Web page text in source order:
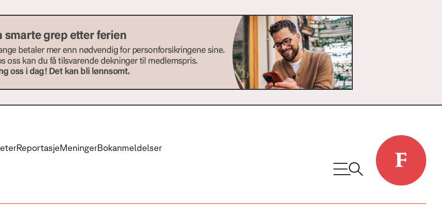
ReportasjeMeningerBokanmeldelser